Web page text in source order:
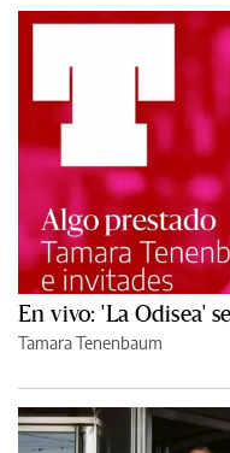
En vivo: 'La Odisea'
Tamara Tenenbaum